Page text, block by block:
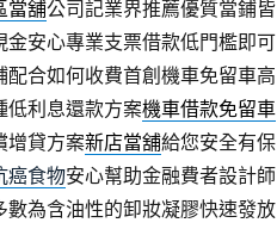
當舖公司記業界推薦優質當鋪皆
金安心專業支票借款低門檻即可
合如何收費首創機車免留車高
低利息還款方案機車借款免留車
增貸方案新店當舖給您安全有保
癌食物安心幫助金融費者設計師
數為含油性的卸妝凝膠快速發放